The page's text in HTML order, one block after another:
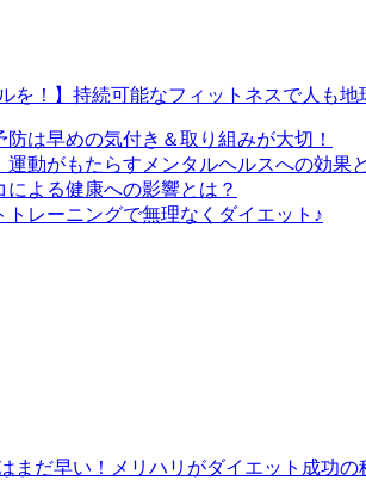
を！】持続可能なフィットネスで人も地
防は早めの気付き＆取り組みが大切！
運動がもたらすメンタルヘルスへの効果
による健康への影響とは？
トレーニングで無理なくダイエット♪
まだ早い！メリハリがダイエット成功の